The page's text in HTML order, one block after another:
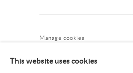
Manage cookies
This website uses cookies